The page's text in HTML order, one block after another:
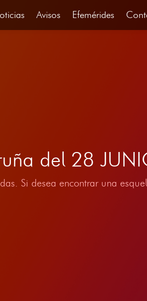
Avisos Efemérides
del 28
Si desea encontrar una